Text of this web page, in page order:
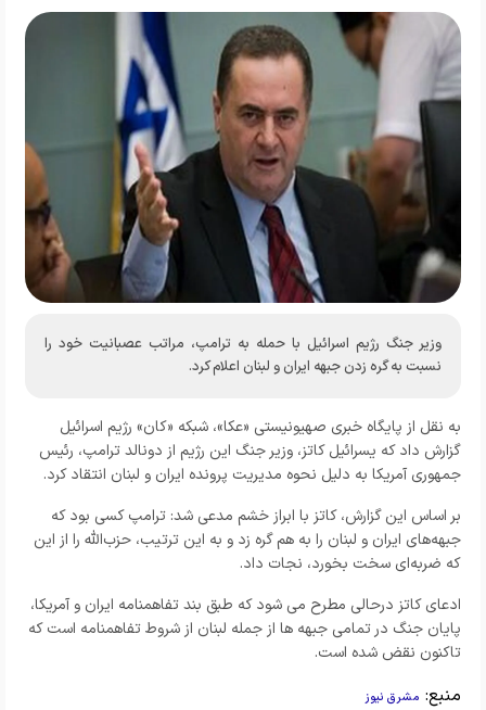
وزیر جنگ رژیم اسرائیل با حمله به ترامپ، مراتب عصبانیت خود را
نسبت به گره زدن جبهه ایران و لبنان اعلام کرد.
به نقل از پایگاه خبری صهیونیستی «عکا»، شبکه «کان» رژیم اسرائیل
گزارش داد که یسرائیل کاتز، وزیر جنگ این رژیم از دونالد ترامپ، رئیس
جمهوری آمریکا به دلیل نحوه مدیریت پرونده ایران و لبنان انتقاد کرد.
بر اساس این گزارش، کاتز با ابراز خشم مدعی شد: ترامپ کسی بود که
جبهه‌های ایران و لبنان را به هم گره زد و به این ترتیب، حزب‌الله را از این
که ضربه‌ای سخت بخورد، نجات داد.
ادعای کاتز درحالی مطرح می شود که طبق بند تفاهمنامه ایران و آمریکا،
پایان جنگ در تمامی جبهه ها از جمله لبنان از شروط تفاهمنامه است که
تاکنون نقض شده است.
منبع: مشرق نیوز